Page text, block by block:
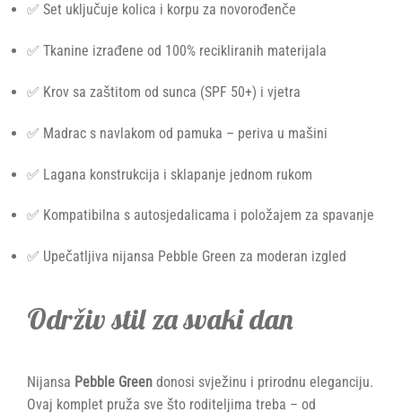
✅ Set uključuje kolica i korpu za novorođenče
✅ Tkanine izrađene od 100% recikliranih materijala
✅ Krov sa zaštitom od sunca (SPF 50+) i vjetra
✅ Madrac s navlakom od pamuka – periva u mašini
✅ Lagana konstrukcija i sklapanje jednom rukom
✅ Kompatibilna s autosjedalicama i položajem za spavanje
✅ Upečatljiva nijansa Pebble Green za moderan izgled
Održiv stil za svaki dan
Nijansa Pebble Green donosi svježinu i prirodnu eleganciju.
Ovaj komplet pruža sve što roditeljima treba – od